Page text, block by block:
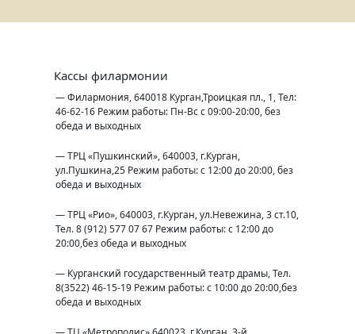
Кассы филармонии
— Филармония, 640018 Курган,Троицкая пл., 1, Тел:
46-62-16 Режим работы: Пн-Вс с 09:00-20:00, без
обеда и выходных
— ТРЦ «Пушкинский», 640003, г.Курган,
ул.Пушкина,25 Режим работы: с 12:00 до 20:00, без
обеда и выходных
— ТРЦ «Рио», 640003, г.Курган, ул.Невежина, 3 ст.10,
Тел. 8 (912) 577 07 67 Режим работы: с 12:00 до
20:00,без обеда и выходных
— Курганский государственный театр драмы, Тел.
8(3522) 46-15-19 Режим работы: с 10:00 до 20:00,без
обеда и выходных